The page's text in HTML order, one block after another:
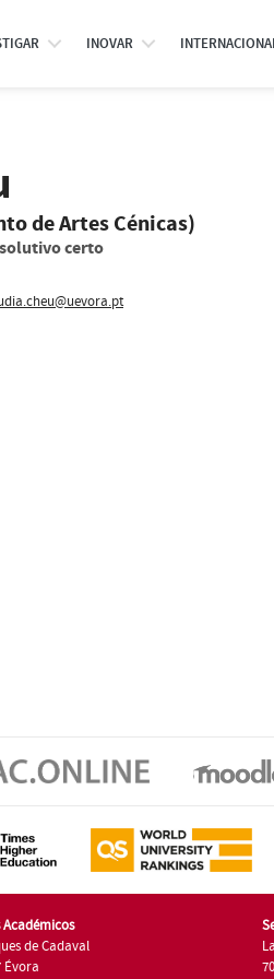
INOVAR
de Artes Cénicas)
certo
de Cadaval
Évora